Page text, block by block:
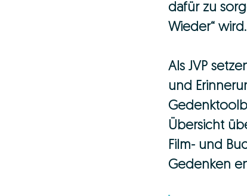
dafür zu
Wieder“ wird.
Als JVP
und
Übersicht
Film- und
Gedenken